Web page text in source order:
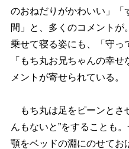
のおねだりがかわいい」「
間」と、多くのコメントが
乗せて寝る姿にも、「守っ
「もち丸お兄ちゃんの幸
メントが寄せられている。
もち丸は足をピーンとさ
んもないと”をすることも
顎をベッドの淵にのせてお